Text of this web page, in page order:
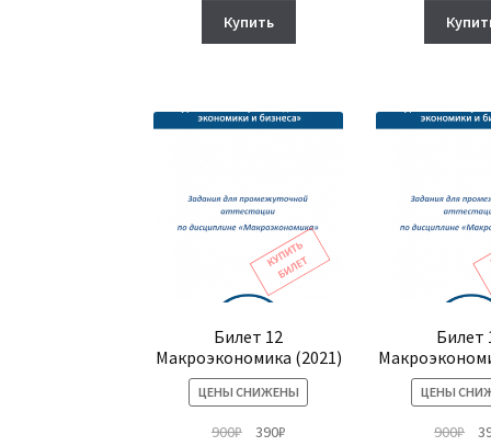
составляла
900₽.
Купить
Билет 12
Макроэкономика (2021)
ЦЕНЫ СНИЖЕНЫ
900₽
Первоначальная
390₽Текущая
Билет
ЦЕНЫ
900₽